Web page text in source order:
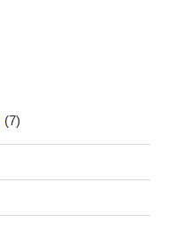
(7)